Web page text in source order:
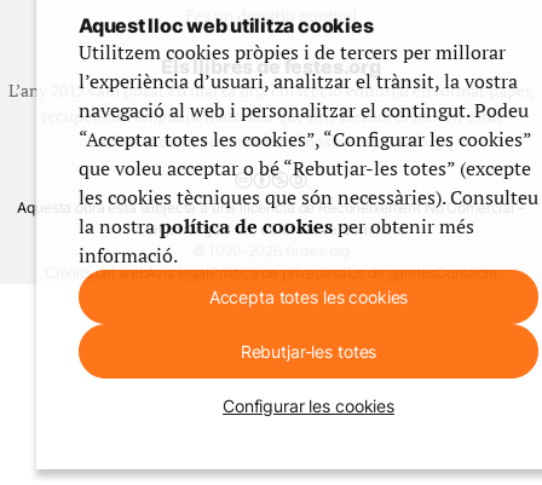
Fes un donatiu puntual
Els llibres de festes.org
L’any 2012 vam posar en marxa una col·lecció editorial en format paper,
recuperant i ampliant materials que fins aleshores havien estat
exclusivament accessibles al nostre espai web. [+]
Aquesta obra està subjecta a una llicència de Reconeixement No Comercial -
CompartirIgual 4.0 de Creative Commons
Crèdits del webAvís legalPolítica de privadesaÚs de galetesContacte
Aquest lloc web utilitza cookies
Utilitzem cookies pròpies i de tercers per millorar
l’experiència d’usuari, analitzar el trànsit, la vostra
navegació al web i personalitzar el contingut. Podeu
“Acceptar totes les cookies”, “Configurar les cookies”
que voleu acceptar o bé “Rebutjar-les totes” (excepte
les cookies tècniques que són necessàries). Consulteu
la nostrapolítica de cookiesper obtenir més
informació.
Accepta totes les cookies
Rebutjar-les totes
Configurar les cookies